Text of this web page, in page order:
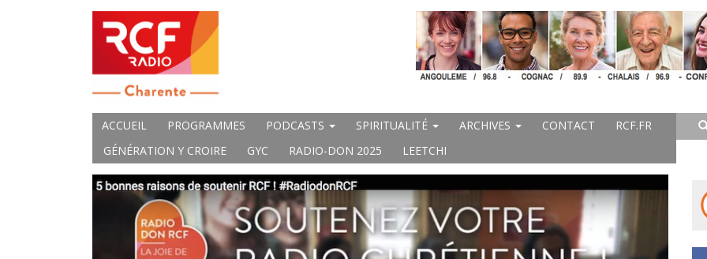
ACCUEIL PROGRAMMES PODCASTS SPIRITUALITÉ ARCHIVES CONTACT
RCF.FR
GÉNÉRATION Y CROIRE
GYC RADIO-DON 2025 LEETCHI